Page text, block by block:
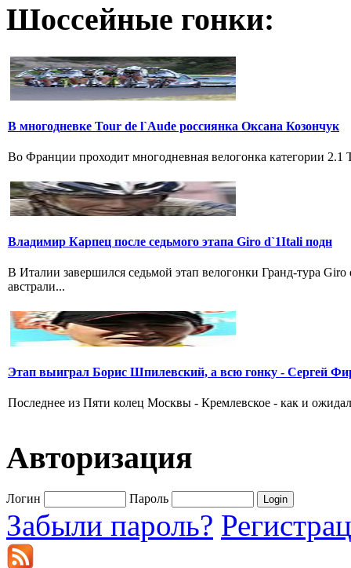
Шоссейные гонки:
В многодневке Tour de l`Aude россиянка Оксана Козончук
Во Франции проходит многодневная велогонка категории
Владимир Карпец после седьмого этапа Giro d`1Itali подн
В Италии завершился седьмой этап велогонки Гранд-тура
австрали...
Этап выиграл Борис Шпилевский, а всю гонку - Сергей
Последнее из Пяти колец Москвы - Кремлевское - как и
Авторизация
Логин Пароль
Забыли пароль?